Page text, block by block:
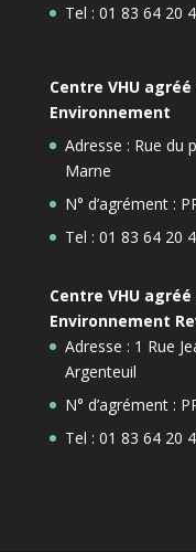
Tel : 01 83 64 20
Centre VHU
Environnement
Adresse : Rue du
Marne
N° d’agrément :
Tel : 01 83 64 20
Centre VHU
Environnement
Adresse : 1 Rue
Argenteuil
N° d’agrément :
Tel : 01 83 64 20